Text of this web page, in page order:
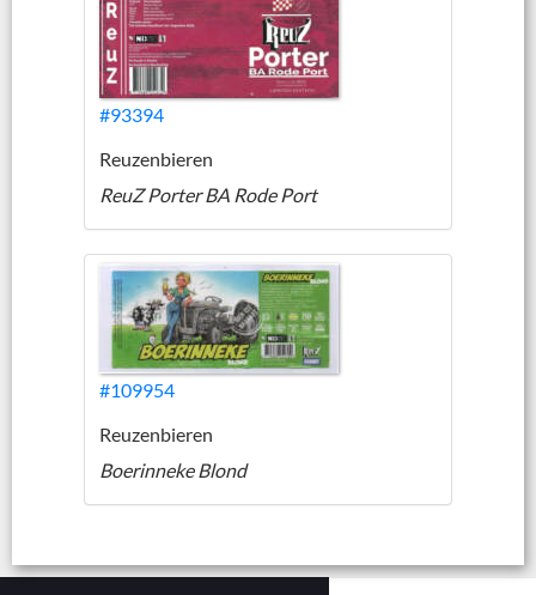
#93394
Reuzenbieren
ReuZ Porter BA Rode Port
#109954
Reuzenbieren
Boerinneke Blond